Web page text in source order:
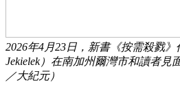
2026年4月23日，新書《按需殺戮》
Jekielek）在南加州爾灣市和讀者見
／大紀元）